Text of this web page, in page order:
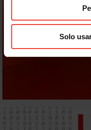
Solo